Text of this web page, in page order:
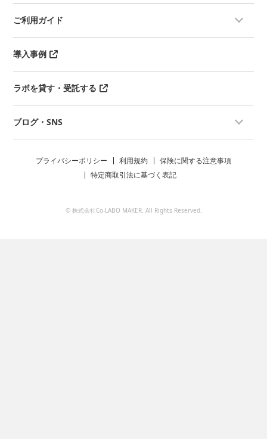
ご利用ガイド
導入事例
ラボを貸す・受託する
ブログ・SNS
プライバシーポリシー 利用規約
保険に関する注意事項
特定商取引法に基づく表記
© 株式会社Co-LABO MAKER. All Rights Reserved.